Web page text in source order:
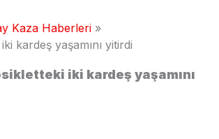
Kaza Haberleri
kardeş yaşamını yitirdi
iki kardeş yaşamını